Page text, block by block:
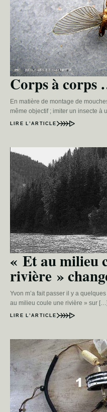
Corps à corps
En matière de montage de
même objectif ; imiter un insecte à
LIRE L’ARTICLE
« Et au milieu
rivière »
Yvon m’a fait passer il y a
au milieu coule une rivière » sur […]
LIRE L’ARTICLE